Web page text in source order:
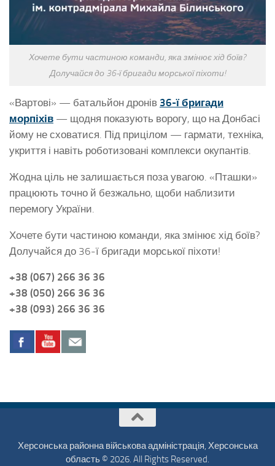
Хочете бути частиною команди, яка змінює хід боїв?
Долучайся до 36-ї бригади морської піхоти!
«Вартові» — батальйон дронів 36-ї бригади
морпіхів — щодня показують ворогу, що на Донбасі
йому не сховатися. Під прицілом — гармати, техніка,
укриття і навіть роботизовані комплекси окупантів.
Жодна ціль не залишається поза увагою. «Пташки»
працюють точно й безжально, щоби наблизити
перемогу України.
Хочете бути частиною команди, яка змінює хід боїв?
Долучайся до 36-ї бригади морської піхоти!
+38 (067) 266 36 36
+38 (050) 266 36 36
+38 (093) 266 36 36
Херсонська районна військова адміністрація, Херсонська
область © 2026. All Rights Reserved.